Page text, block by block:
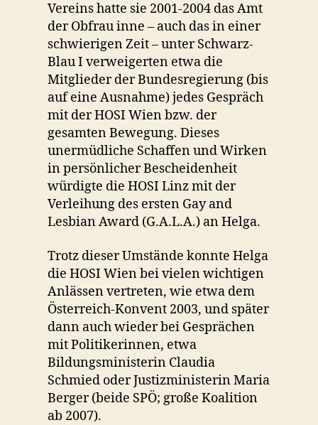
Vereins hatte sie 2001-2004 das Amt
der Obfrau inne – auch das in einer
schwierigen Zeit – unter Schwarz-
Blau I verweigerten etwa die
Mitglieder der Bundesregierung (bis
auf eine Ausnahme) jedes Gespräch
mit der HOSI Wien bzw. der
gesamten Bewegung. Dieses
unermüdliche Schaffen und Wirken
in persönlicher Bescheidenheit
würdigte die HOSI Linz mit der
Verleihung des ersten Gay and
Lesbian Award (G.A.L.A.) an Helga.
Trotz dieser Umstände konnte Helga
die HOSI Wien bei vielen wichtigen
Anlässen vertreten, wie etwa dem
Österreich-Konvent 2003, und später
dann auch wieder bei Gesprächen
mit Politikerinnen, etwa
Bildungsministerin Claudia
Schmied oder Justizministerin Maria
Berger (beide SPÖ; große Koalition
ab 2007).